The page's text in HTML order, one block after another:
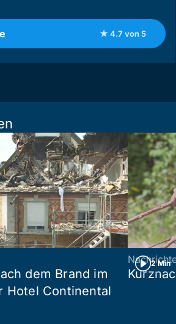
★ 4.7 von 5
dem Brand im
Hotel Continental
2 Min